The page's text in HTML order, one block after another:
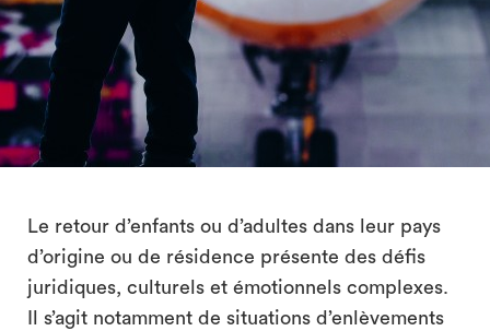
search
Le retour d’enfants ou d’adultes dans leur pays
d’origine ou de résidence présente des défis
juridiques, culturels et émotionnels complexes.
Il s’agit notamment de situations d’enlèvements